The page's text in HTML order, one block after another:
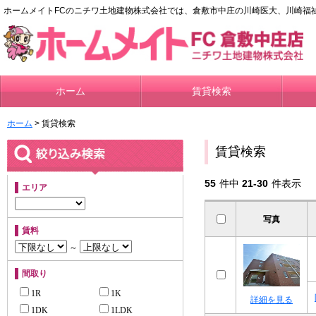
ホームメイトFCのニチワ土地建物株式会社では、倉敷市中庄の川崎医大、川崎
ホーム 賃貸検索
ホーム > 賃貸検索
エリア
賃料
～
間取り
1R
1K
1DK
1LDK
賃貸検索
55 件中 21-30 件表示
写真
詳細を見る